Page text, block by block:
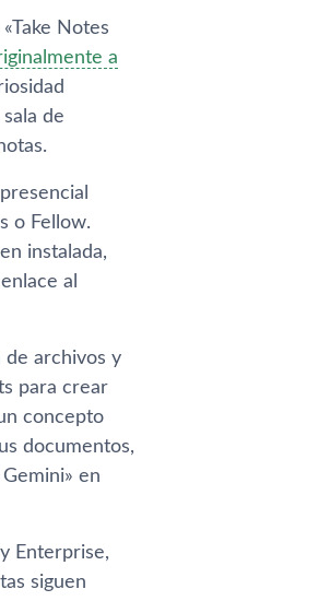
Notes
a
de
o Fellow.
instalada,
al
de archivos y
para crear
concepto
documentos,
en
Enterprise,
siguen